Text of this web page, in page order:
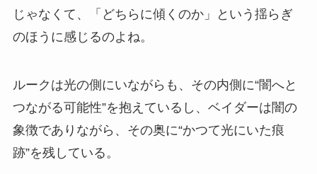
じゃなくて、「どちらに傾くのか」という揺らぎ
のほうに感じるのよね。
ルークは光の側にいながらも、その内側に“闇へと
つながる可能性”を抱えているし、ベイダーは闇の
象徴でありながら、その奥に“かつて光にいた痕
跡”を残している。